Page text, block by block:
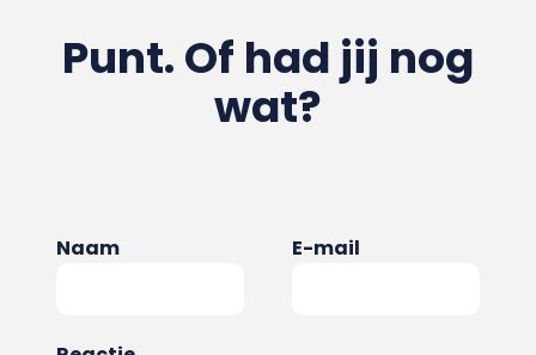
Punt. Of had jij nog
wat?
Naam E-mail